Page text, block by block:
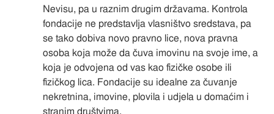
Nevisu, pa u raznim drugim državama. Kontrola
fondacije ne predstavlja vlasništvo sredstava, pa
se tako dobiva novo pravno lice, nova pravna
osoba koja može da čuva imovinu na svoje ime, a
koja je odvojena od vas kao fizičke osobe ili
fizičkog lica. Fondacije su idealne za čuvanje
nekretnina, imovine, plovila i udjela u domaćim i
stranim društvima.